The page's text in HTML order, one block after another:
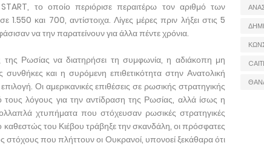
το οποίο περιόρισε περαιτέρω τον αριθμό των
και 700, αντίστοιχα. Λίγες μέρες πριν λήξει στις 5
να την παρατείνουν για άλλα πέντε χρόνια.
Ρωσίας να διατηρήσει τη συμφωνία, η αδιάκοπη μη
και η συρόμενη επιθετικότητα στην Ανατολική
Οι αμερικανικές επιθέσεις σε ρωσικής στρατηγικής
λόγους για την αντίδραση της Ρωσίας, αλλά ίσως η
χτυπήματα που στόχευσαν ρωσικές στρατηγικές
καθεστώς του Κιέβου τράβηξε την σκανδάλη, οι πρόσφατες
που πλήττουν οι Ουκρανοί, υπονοεί ξεκάθαρα ότι